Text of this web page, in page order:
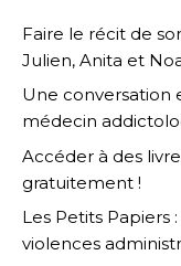
Faire le récit de
Julien, Anita et
Une conversation
médecin
Accéder à des
gratuitement !
Les Petits Papiers
violences